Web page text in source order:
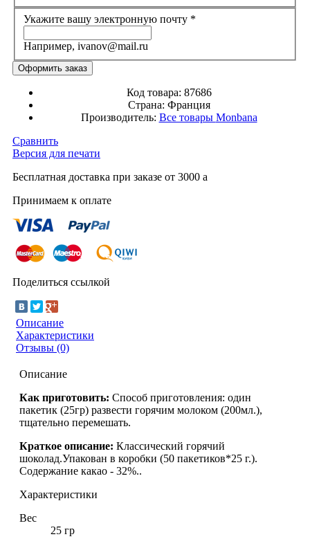
Укажите вашу электронную почту *
Например, ivanov@mail.ru
Код товара: 87686
Страна: Франция
Производитель: Все товары Monbana
Сравнить
Версия для печати
Бесплатная доставка при заказе от 3000 a
Принимаем к оплате
Поделиться ссылкой
Описание
Характеристики
Отзывы (0)
Описание
Как приготовить: Способ приготовления: один
пакетик (25гр) развести горячим молоком (200мл.),
тщательно перемешать.
Краткое описание: Классический горячий
шоколад.Упакован в коробки (50 пакетиков*25 г.).
Содержание какао - 32%..
Характеристики
Вес
25 гр